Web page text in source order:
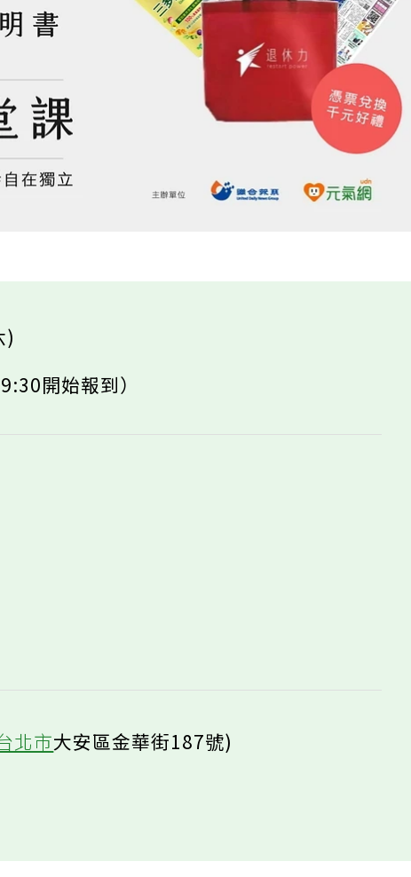
)
開始報到）
北市大安區金華街187號)